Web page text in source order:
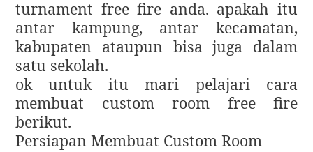
turnament free fire anda. apakah itu
antar kampung, antar kecamatan,
kabupaten ataupun bisa juga dalam
satu sekolah.
ok untuk itu mari pelajari cara
membuat custom room free fire
berikut.
Persiapan Membuat Custom Room